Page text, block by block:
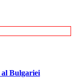
al Bulgariei